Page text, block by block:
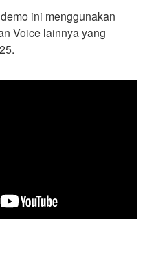
ini menggunakan
Voice lainnya yang